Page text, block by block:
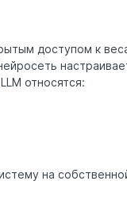
доступом к
относятся:
на